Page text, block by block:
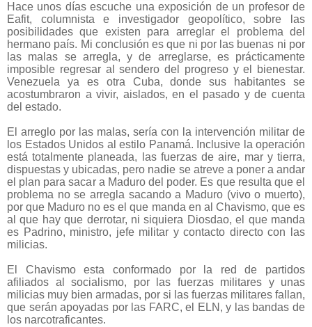
Hace unos días escuche una exposición de un profesor de
Eafit, columnista e investigador geopolítico, sobre las
posibilidades que existen para arreglar el problema del
hermano país. Mi conclusión es que ni por las buenas ni por
las malas se arregla, y de arreglarse, es prácticamente
imposible regresar al sendero del progreso y el bienestar.
Venezuela ya es otra Cuba, donde sus habitantes se
acostumbraron a vivir, aislados, en el pasado y de cuenta
del estado.
El arreglo por las malas, sería con la intervención militar de
los Estados Unidos al estilo Panamá. Inclusive la operación
está totalmente planeada, las fuerzas de aire, mar y tierra,
dispuestas y ubicadas, pero nadie se atreve a poner a andar
el plan para sacar a Maduro del poder. Es que resulta que el
problema no se arregla sacando a Maduro (vivo o muerto),
por que Maduro no es el que manda en al Chavismo, que es
al que hay que derrotar, ni siquiera Diosdao, el que manda
es Padrino, ministro, jefe militar y contacto directo con las
milicias.
El Chavismo esta conformado por la red de partidos
afiliados al socialismo, por las fuerzas militares y unas
milicias muy bien armadas, por si las fuerzas militares fallan,
que serán apoyadas por las FARC, el ELN, y las bandas de
los narcotraficantes.